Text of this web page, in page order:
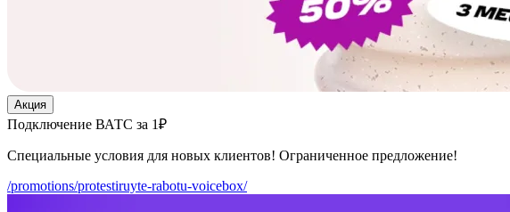
Акция
Подключение ВАТС за 1₽
Специальные условия для новых клиентов! Ограниченное предложение!
/promotions/protestiruyte-rabotu-voicebox/